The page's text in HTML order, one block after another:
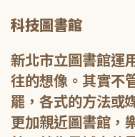
科技圖書館
新北市立圖書館運
往的想像。其實不
罷，各式的方法或
更加親近圖書館，